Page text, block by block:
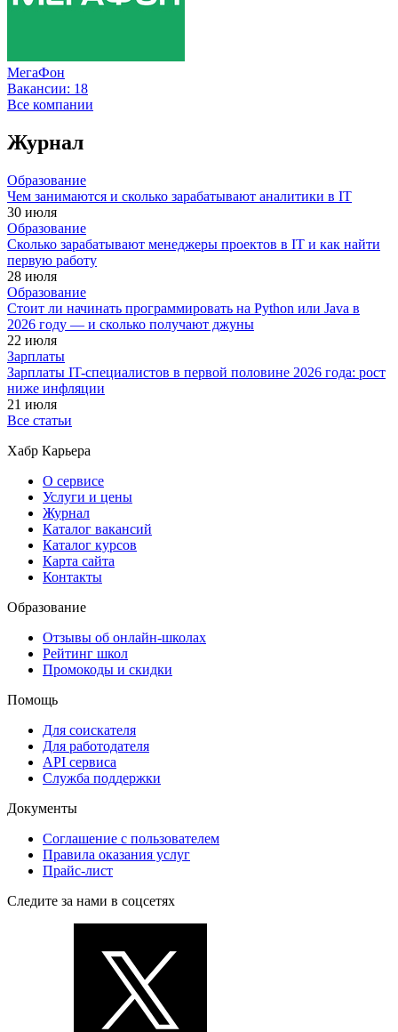
МегаФон
Вакансии: 18
Все компании
Журнал
Образование
Чем занимаются и сколько зарабатывают аналитики в IT
30 июля
Образование
Сколько зарабатывают менеджеры проектов в IT и как найти
первую работу
28 июля
Образование
Стоит ли начинать программировать на Python или Java в
2026 году — и сколько получают джуны
22 июля
Зарплаты
Зарплаты IT-специалистов в первой половине 2026 года: рост
ниже инфляции
21 июля
Все статьи
Хабр Карьера
О сервисе
Услуги и цены
Журнал
Каталог вакансий
Каталог курсов
Карта сайта
Контакты
Образование
Отзывы об онлайн-школах
Рейтинг школ
Промокоды и скидки
Помощь
Для соискателя
Для работодателя
API сервиса
Служба поддержки
Документы
Соглашение с пользователем
Правила оказания услуг
Прайс-лист
Следите за нами в соцсетях